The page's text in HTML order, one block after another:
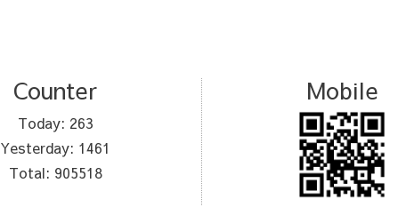
Counter
Today: 263
Yesterday: 1461
Total: 905518
Mobile